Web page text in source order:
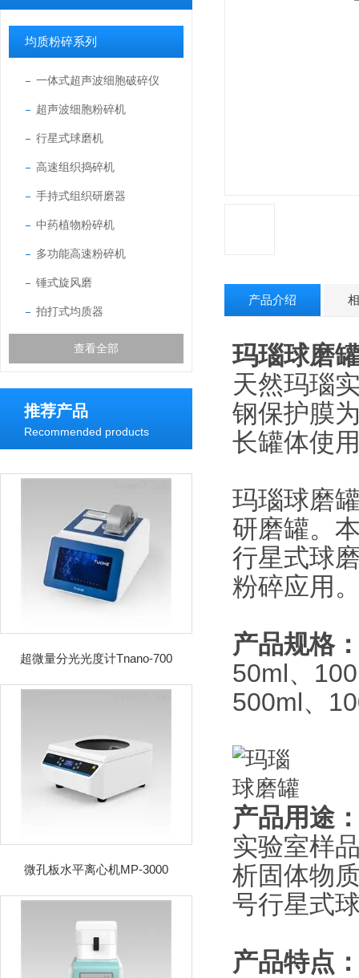
均质粉碎系列
一体式超声波细胞破碎仪
超声波细胞粉碎机
行星式球磨机
高速组织捣碎机
手持式组织研磨器
中药植物粉碎机
多功能高速粉碎机
锤式旋风磨
拍打式均质器
查看全部
推荐产品
Recommended products
超微量分光光度计Tnano-700
微孔板水平离心机MP-3000
产品介绍
玛瑙球磨
天然玛瑙
钢保护膜
长罐体使
玛瑙球磨
研磨罐。
行星式球
粉碎应用
产品规格
50ml、
500ml、
产品用途
实验室样
析固体物
号行星式
产品特点